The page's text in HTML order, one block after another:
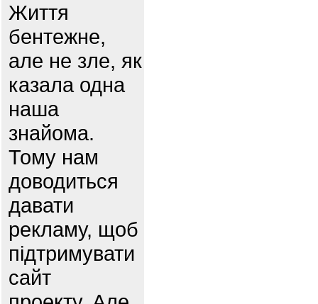
Життя
бентежне,
але не зле, як
казала одна
наша
знайома.
Тому нам
доводиться
давати
рекламу, щоб
підтримувати
сайт